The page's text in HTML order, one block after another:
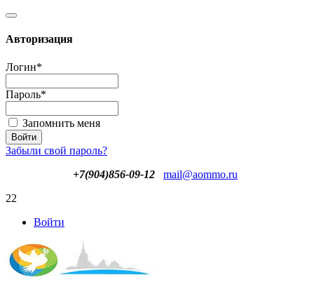
Авторизация
Логин*
Пароль*
Запомнить меня
Забыли свой пароль?
+7(904)856-09-12
mail@aommo.ru
22
Войти